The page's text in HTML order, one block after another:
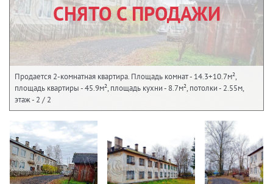
СНЯТО С ПРОДАЖИ
Продается 2-комнатная квартира. Площадь комнат - 14.3+10.7м²,
площадь квартиры - 45.9м², площадь кухни - 8.7м², потолки - 2.55м,
этаж - 2 / 2